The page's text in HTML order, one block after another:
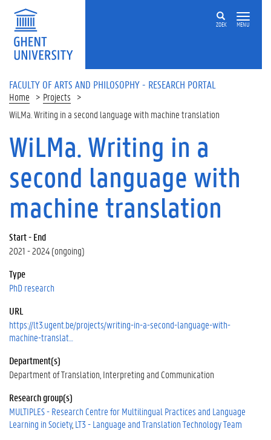
Skip to main content
ZOEK MENU
FACULTY OF ARTS AND PHILOSOPHY - RESEARCH PORTAL
Home
Projects
WiLMa. Writing in a second language with machine translation
WiLMa. Writing in a
second language with
machine translation
Start - End
2021 - 2024 (ongoing)
Type
PhD research
URL
https://lt3.ugent.be/projects/writing-in-a-second-language-with-
machine-translat…
Department(s)
Department of Translation, Interpreting and Communication
Research group(s)
MULTIPLES - Research Centre for Multilingual Practices and Language
Learning in Society LT3 - Language and Translation Technology Team